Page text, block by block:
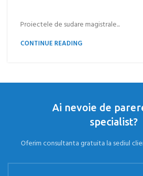
Proiectele de sudare magistrale...
CONTINUE READING
Ai nevoie de
specialist?
Oferim consultanta gratuita la sediul